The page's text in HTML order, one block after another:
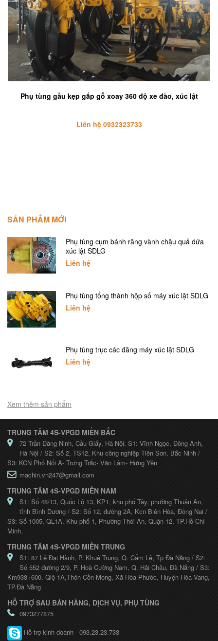
Phụ tùng gầu kẹp gắp gỗ xoay 360 độ xe đào, xúc lật
Liên hệ 0932323733
SẢN PHẨM MỚI
Phụ tùng cụm bánh răng vành chậu quả dứa
xúc lật SDLG
Liên hệ
Phụ tùng tổng thành hộp số máy xúc lật SDLG
Liên hệ
Phụ tùng trục các đăng máy xúc lật SDLG
Liên hệ
Xem thêm sản phẩm
TRUNG TÂM 4S-VPGD MIỀN BẮC
72 Trần Đăng Ninh, Cầu Giấy, Hà Nội. S1: Vĩnh Ngọc, Đông Anh,
Hà Nội / S2: Số 2, TS12, Khu công nghiệp Tiên Sơn, Bắc Ninh /
S3: KCN Phố Nối A- Trưng Trắc- Văn Lâm- Hưng Yên
machin.vn247@gmail.com
TRUNG TÂM 4S-VPGD MIỀN NAM
S1: Số 48/13, Quốc Lộ 13, KP1, khu phố Tây, phường Thuận An,
tỉnh Bình Dương / S2: Số 12, đường 2A, Kcn Biên Hòa, Đồng Nai /
S3: Số 1005, QL1A, Khu phố 1, Phường Thới An, Quận 12, TP.Hồ Chí
Minh.
TRUNG TÂM 4S-VPGD MIỀN TRUNG
S1: 87 Lê Đại Hành, P. Khuê Trung, Q. Cẩm Lệ, Tp Đà Nẵng / S2:
Số 552 đường 2/9, P. Hoà Cường Nam, Q. Hải Châu, Đà Nẵng / S3:
Km938+600, Qlộ 1A,Thôn Cồn Mong, Xã Hòa Phước, Huyện Hòa Vang,
TP.Đà Nẵng
HỖ TRỢ SAU BÁN HÀNG, DỊCH VỤ, PHỤ TÙNG
0973277875
Hỗ trợ kinh doanh - 093.23.23.733